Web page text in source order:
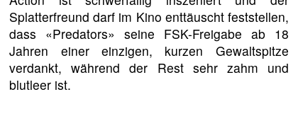
Splatterfreund darf im Kino enttäuscht feststellen,
dass «Predators» seine FSK-Freigabe ab 18
Jahren einer einzigen, kurzen Gewaltspitze
verdankt, während der Rest sehr zahm und
blutleer ist.